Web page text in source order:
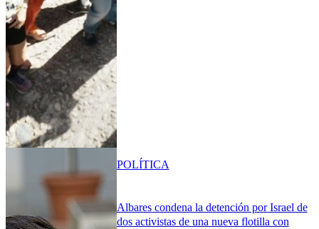
Albares condena la detención por Israel de
dos activistas de una nueva flotilla con
POLÍTICA